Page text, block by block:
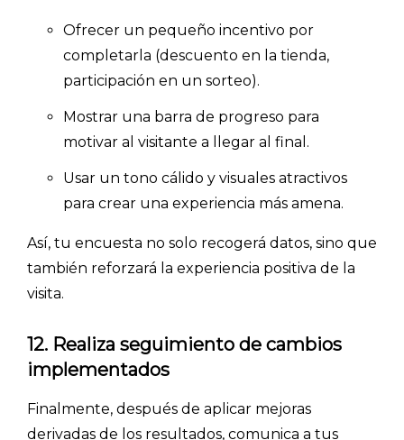
Ofrecer un pequeño incentivo por
completarla (descuento en la tienda,
participación en un sorteo).
Mostrar una barra de progreso para
motivar al visitante a llegar al final.
Usar un tono cálido y visuales atractivos
para crear una experiencia más amena.
Así, tu encuesta no solo recogerá datos, sino que
también reforzará la experiencia positiva de la
visita.
12. Realiza seguimiento de cambios
implementados
Finalmente, después de aplicar mejoras
derivadas de los resultados, comunica a tus